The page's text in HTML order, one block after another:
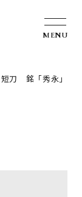
MENU
短刀 銘「秀永」